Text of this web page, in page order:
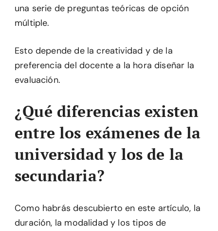
una serie de preguntas teóricas de opción
múltiple.
Esto depende de la creatividad y de la
preferencia del docente a la hora diseñar la
evaluación.
¿Qué diferencias existen
entre los exámenes de la
universidad y los de la
secundaria?
Como habrás descubierto en este artículo, la
duración, la modalidad y los tipos de